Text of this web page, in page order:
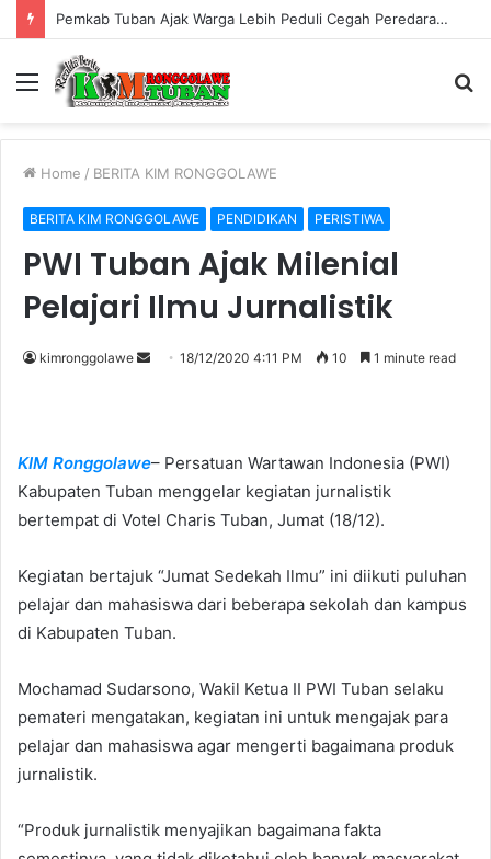
Sosialisasi Perundang-undangan di Bidang Cukai Perkuat Komitmen Berantas Rokok Ilegal di Kabupaten Tuban
Menu
Home / BERITA KIM RONGGOLAWE
BERITA KIM RONGGOLAWE PENDIDIKAN PERISTIWA
PWI Tuban Ajak Milenial
Pelajari Ilmu Jurnalistik
kimronggolawe
a
n
e
a
18/12/2020 4:11 PM 10 1 minute read
KIM Ronggolawe– Persatuan Wartawan Indonesia (PWI)
Kabupaten Tuban menggelar kegiatan jurnalistik
bertempat di Votel Charis Tuban, Jumat (18/12).
Kegiatan bertajuk “Jumat Sedekah Ilmu” ini diikuti puluhan
pelajar dan mahasiswa dari beberapa sekolah dan kampus
di Kabupaten Tuban.
Mochamad Sudarsono, Wakil Ketua II PWI Tuban selaku
pemateri mengatakan, kegiatan ini untuk mengajak para
pelajar dan mahasiswa agar mengerti bagaimana produk
jurnalistik.
“Produk jurnalistik menyajikan bagaimana fakta